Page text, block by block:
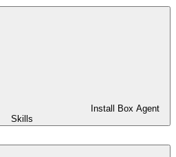
Install Box Agent
Skills